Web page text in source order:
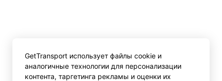
GetTransport использует файлы cookie и
аналогичные технологии для персонализации
контента, таргетинга рекламы и оценки их